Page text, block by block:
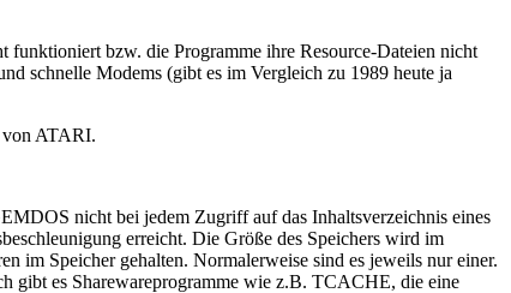
bzw. die Programme ihre Resource-Dateien nicht
schnelle Modems (gibt es im Vergleich zu 1989 heute ja
von ATARI.
nicht bei jedem Zugriff auf das Inhaltsverzeichnis eines
erreicht. Die Größe des Speichers wird im
im Speicher gehalten. Normalerweise sind es jeweils nur einer.
gibt es Sharewareprogramme wie z.B. TCACHE, die eine